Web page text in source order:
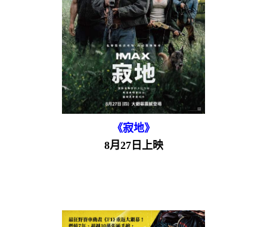
《寂地》
8月27日上映